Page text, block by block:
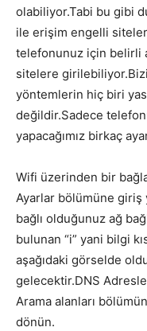
olabiliyor.Tabi bu gibi
ile erişim engelli
telefonunuz için belirli
sitelere
yöntemlerin hiç biri
değildir.Sadece
yapacağımız birkaç
Wifi üzerinden bir
Ayarlar bölümüne giriş
bağlı olduğunuz ağ
bulunan “i” yani bilgi
aşağıdaki görselde
gelecektir.DNS
Arama alanları
dönün.